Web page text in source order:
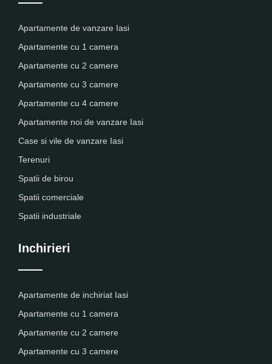
Apartamente de vanzare Iasi
Apartamente cu 1 camera
Apartamente cu 2 camere
Apartamente cu 3 camere
Apartamente cu 4 camere
Apartamente noi de vanzare Iasi
Case si vile de vanzare Iasi
Terenuri
Spatii de birou
Spatii comerciale
Spatii industriale
Inchirieri
Apartamente de inchiriat Iasi
Apartamente cu 1 camera
Apartamente cu 2 camere
Apartamente cu 3 camere